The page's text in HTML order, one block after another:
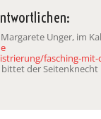
Unger, im
fasching-
der